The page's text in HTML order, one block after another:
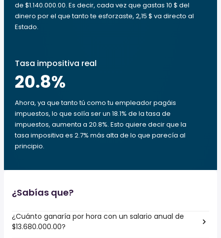
de $1.140.000.00. Es decir, cada vez que gastas 10 $ del
dinero por el que tanto te esforzaste, 2,15 $ va directo al
Estado.
Tasa impositiva real
20.8%
Ahora, ya que tanto tú como tu empleador pagáis
impuestos, lo que solía ser un 18.1% de la tasa de
impuestos, aumenta a 20.8%. Esto quiere decir que la
tasa impositiva es 2.7% más alta de lo que parecía al
principio.
¿Sabías que?
¿Cuánto ganaría por hora con un salario anual de
$13.680.000.00?